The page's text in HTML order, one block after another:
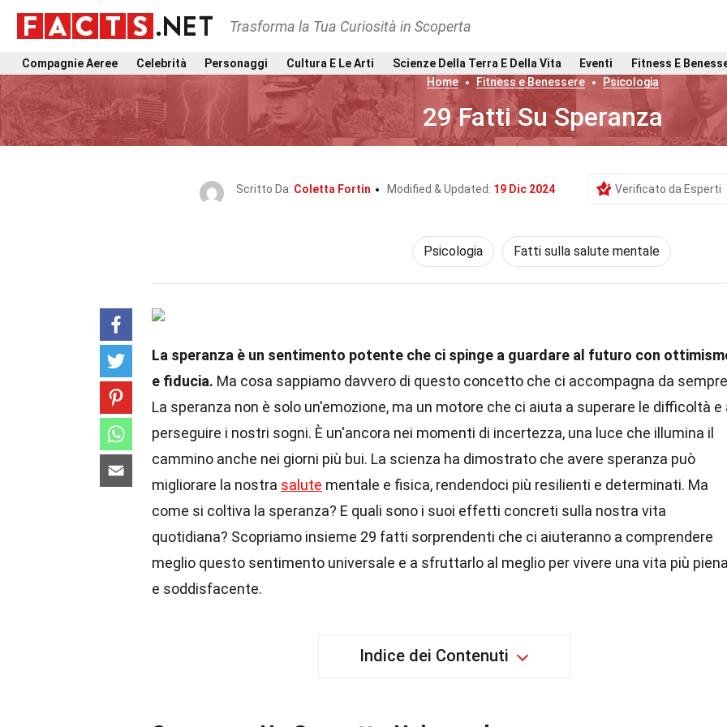
Trasforma la Tua Curiosità in Scoperta
Compagnie Aeree Celebrità Personaggi Cultura E Le Arti Scienze Della Terra E Della Vita Eventi Fitness E
Home
Fitness e Benessere Psicologia
29 Fatti Su Speranza
Scritto Da: Coletta Fortin Modified & Updated: 19 Dic 2024 Verificato da Esperti
Psicologia Fatti sulla salute mentale
La speranza è un sentimento potente che ci spinge a guardare al futuro con
e fiducia. Ma cosa sappiamo davvero di questo concetto che ci accompagna da
La speranza non è solo un'emozione, ma un motore che ci aiuta a superare le difficoltà e
perseguire i nostri sogni. È un'ancora nei momenti di incertezza, una luce che illumina il
cammino anche nei giorni più bui. La scienza ha dimostrato che avere speranza può
migliorare la nostra salute mentale e fisica, rendendoci più resilienti e determinati. Ma
come si coltiva la speranza? E quali sono i suoi effetti concreti sulla nostra vita
quotidiana? Scopriamo insieme 29 fatti sorprendenti che ci aiuteranno a comprendere
meglio questo sentimento universale e a sfruttarlo al meglio per vivere una vita più piena
e soddisfacente.
Indice dei Contenuti